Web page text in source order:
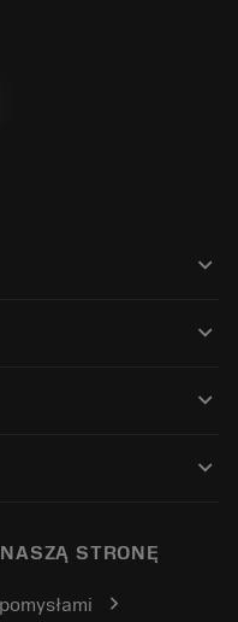
keyboard_arrow_down
keyboard_arrow_down
keyboard_arrow_down
keyboard_arrow_down
STRONĘ
chevron_right